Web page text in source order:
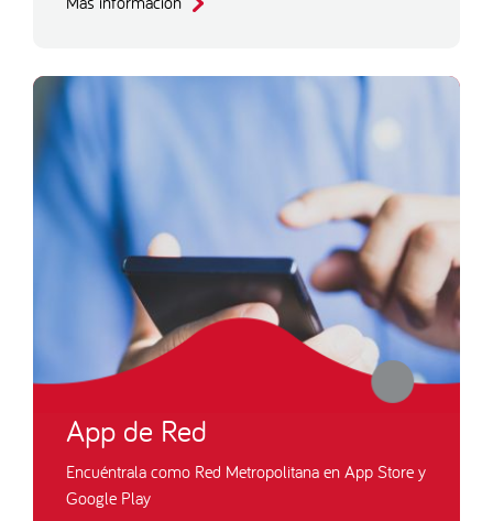
App de Red
Encuéntrala como Red Metropolitana en App Store y
Google Play